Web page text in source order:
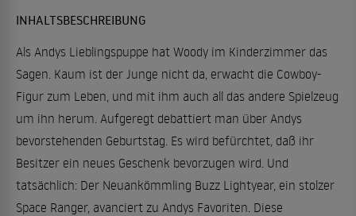
INHALTSBESCHREIBUNG
Als Andys Lieblingspuppe hat Woody im Kinderzimmer das
Sagen. Kaum ist der Junge nicht da, erwacht die Cowboy-
Figur zum Leben, und mit ihm auch all das andere Spielzeug
um ihn herum. Aufgeregt debattiert man über Andys
bevorstehenden Geburtstag. Es wird befürchtet, daß ihr
Besitzer ein neues Geschenk bevorzugen wird. Und
tatsächlich: Der Neuankömmling Buzz Lightyear, ein stolzer
Space Ranger, avanciert zu Andys Favoriten. Diese